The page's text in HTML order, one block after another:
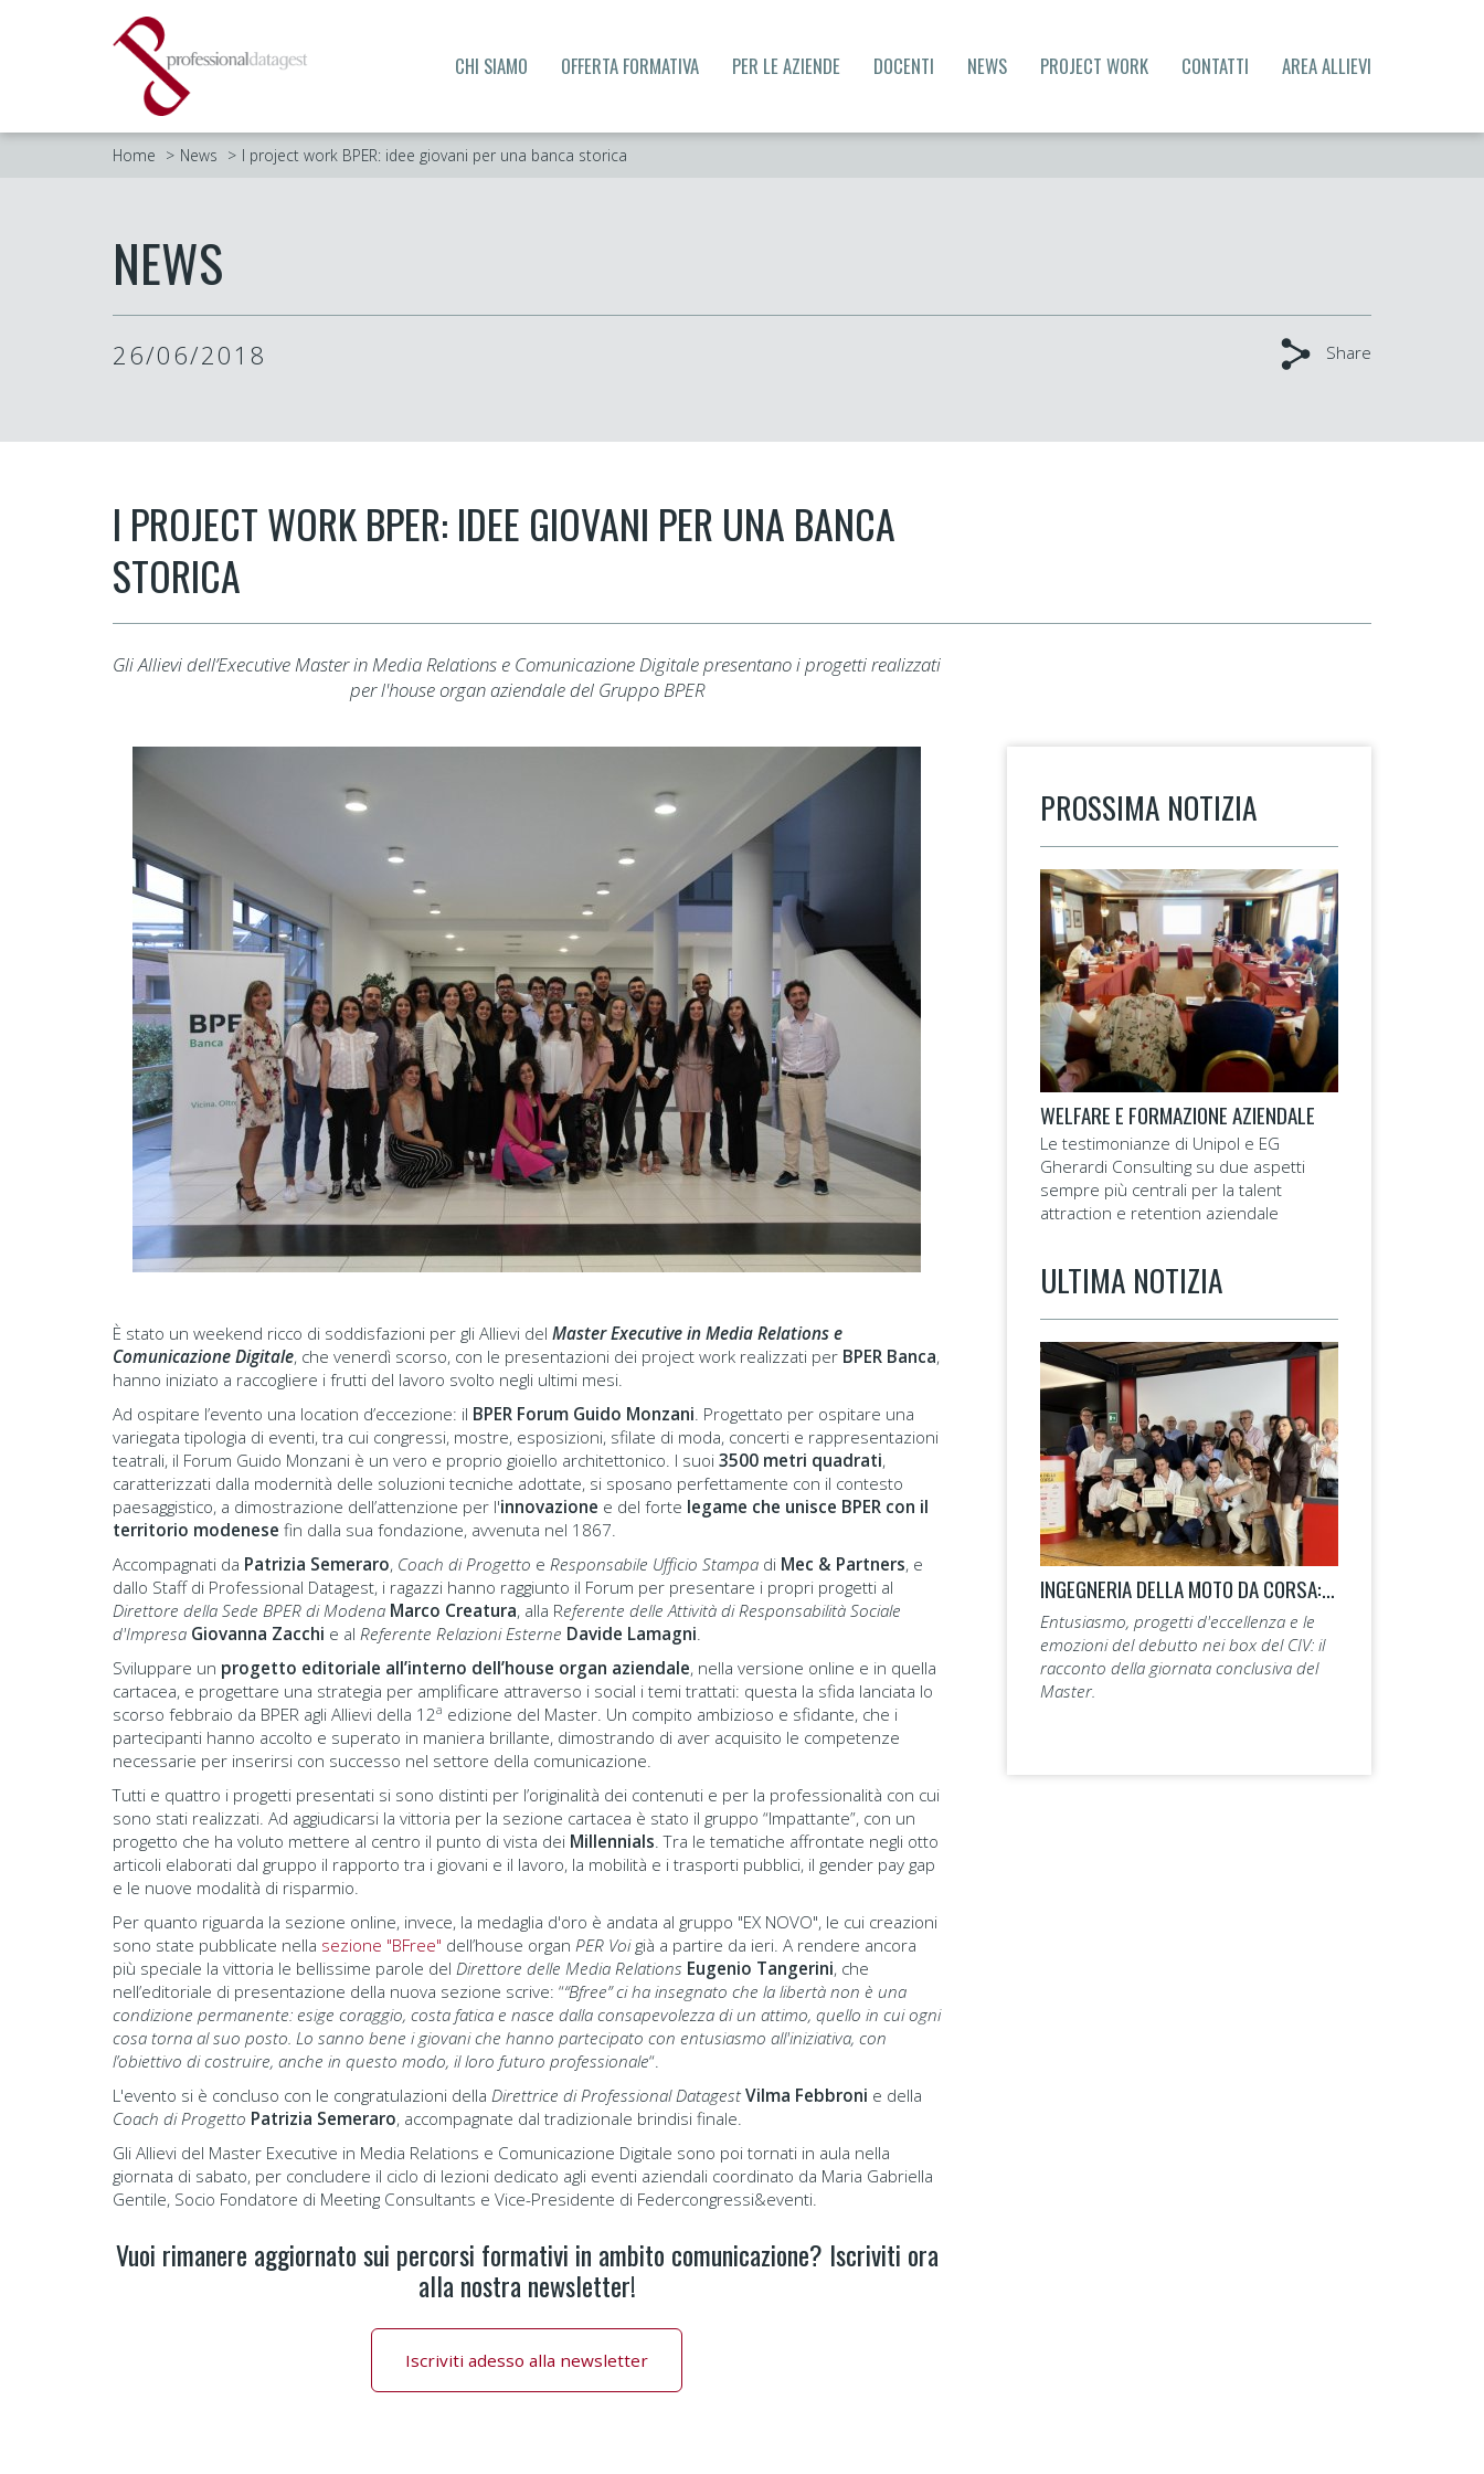
CHI SIAMO OFFERTA FORMATIVA PER LE AZIENDE DOCENTI NEWS PROJECT WORK CONTATTI AREA ALLIEVI
Home News I project work BPER: idee giovani per una banca storica
NEWS
26/06/2018 Share
I PROJECT WORK BPER: IDEE GIOVANI PER UNA BANCA
STORICA
Gli Allievi dell’Executive Master in Media Relations e Comunicazione Digitale presentano i progetti realizzati
per l'house organ aziendale del Gruppo BPER​
È stato un weekend ricco di soddisfazioni per gli Allievi del Master Executive in Media Relations e
Comunicazione Digitale, che venerdì scorso, con le presentazioni dei project work realizzati per BPER Banca,
hanno iniziato a raccogliere i frutti del lavoro svolto negli ultimi mesi.
Ad ospitare l’evento una location d’eccezione: il BPER Forum Guido Monzani. Progettato per ospitare una
variegata tipologia di eventi, tra cui congressi, mostre, esposizioni, sfilate di moda, concerti e rappresentazioni
teatrali, il Forum Guido Monzani è un vero e proprio gioiello architettonico. I suoi 3500 metri quadrati,
caratterizzati dalla modernità delle soluzioni tecniche adottate, si sposano perfettamente con il contesto
paesaggistico, a dimostrazione dell’attenzione per l'innovazione e del forte legame che unisce BPER con il
territorio modenese fin dalla sua fondazione, avvenuta nel 1867.
Accompagnati da Patrizia Semeraro, Coach di Progetto e Responsabile Ufficio Stampa di Mec & Partners, e
dallo Staff di Professional Datagest, i ragazzi hanno raggiunto il Forum per presentare i propri progetti al
Direttore della Sede BPER di Modena Marco Creatura, alla Referente delle Attività di Responsabilità Sociale
d'Impresa Giovanna Zacchi e al Referente Relazioni Esterne Davide Lamagni.
Sviluppare un progetto editoriale all’interno dell’house organ aziendale, nella versione online e in quella
cartacea, e progettare una strategia per amplificare attraverso i social i temi trattati: questa la sfida lanciata lo
scorso febbraio da BPER agli Allievi della 12a edizione del Master. Un compito ambizioso e sfidante, che i
partecipanti hanno accolto e superato in maniera brillante, dimostrando di aver acquisito le competenze
necessarie per inserirsi con successo nel settore della comunicazione.
Tutti e quattro i progetti presentati si sono distinti per l’originalità dei contenuti e per la professionalità con cui
sono stati realizzati. Ad aggiudicarsi la vittoria per la sezione cartacea è stato il gruppo “Impattante”, con un
progetto che ha voluto mettere al centro il punto di vista dei Millennials. Tra le tematiche affrontate negli otto
articoli elaborati dal gruppo il rapporto tra i giovani e il lavoro, la mobilità e i trasporti pubblici, il gender pay gap
e le nuove modalità di risparmio.
Per quanto riguarda la sezione online, invece, la medaglia d'oro è andata al gruppo "EX NOVO", le cui creazioni
sono state pubblicate nella sezione "BFree" dell’house organ PER Voigià a partire da ieri. A rendere ancora
più speciale la vittoria le bellissime parole del Direttore delle Media Relations Eugenio Tangerini, che
nell’editoriale di presentazione della nuova sezione scrive: ““Bfree” ci ha insegnato che la libertà non è una
condizione permanente: esige coraggio, costa fatica e nasce dalla consapevolezza di un attimo, quello in cui ogni
cosa torna al suo posto. Lo sanno bene i giovani che hanno partecipato con entusiasmo all'iniziativa, con
l’obiettivo di costruire, anche in questo modo, il loro futuro professionale“.
L'evento si è concluso con le congratulazioni della Direttrice di Professional Datagest Vilma Febbroni e della
Coach di Progetto Patrizia Semeraro, accompagnate dal tradizionale brindisi finale.
Gli Allievi del Master Executive in Media Relations e Comunicazione Digitale sono poi tornati in aula nella
giornata di sabato, per concludere il ciclo di lezioni dedicato agli eventi aziendali coordinato da Maria Gabriella
Gentile, Socio Fondatore di Meeting Consultants e Vice-Presidente di Federcongressi&eventi.
Vuoi rimanere aggiornato sui percorsi formativi in ambito comunicazione? Iscriviti ora
alla nostra newsletter!
Iscriviti adesso alla newsletter
PROSSIMA NOTIZIA
WELFARE E FORMAZIONE AZIENDALE
Le testimonianze di Unipol e EG
Gherardi Consulting su due aspetti
sempre più centrali per la talent
attraction e retention aziendale
ULTIMA NOTIZIA
INGEGNERIA DELLA MOTO DA CORSA: LA 14ª EDIZIONE TAGLIA IL TRAGUARDO.
Entusiasmo, progetti d'eccellenza e le
emozioni del debutto nei box del CIV: il
racconto della giornata conclusiva del
Master.